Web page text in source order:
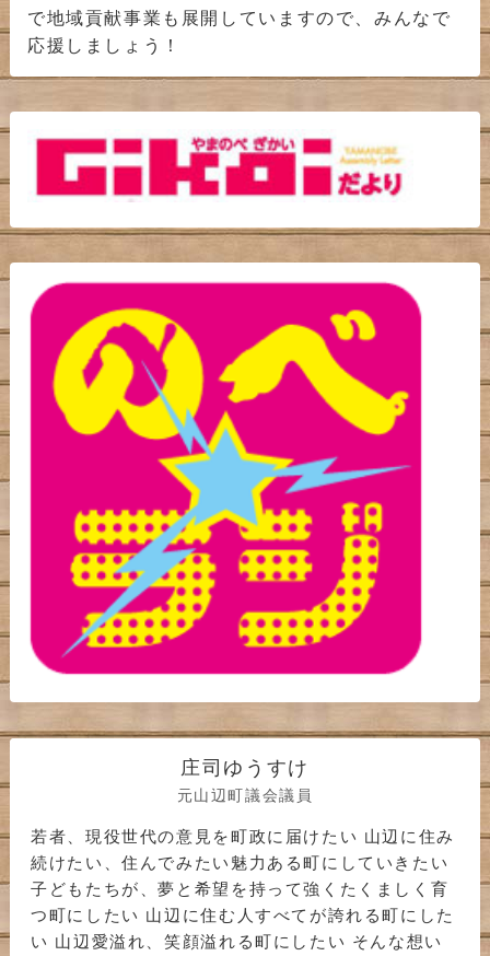
で地域貢献事業も展開していますので、みんなで
応援しましょう！
庄司ゆうすけ
元山辺町議会議員
若者、現役世代の意見を町政に届けたい 山辺に住み
続けたい、住んでみたい魅力ある町にしていきたい
子どもたちが、夢と希望を持って強くたくましく育
つ町にしたい 山辺に住む人すべてが誇れる町にした
い 山辺愛溢れ、笑顔溢れる町にしたい そんな想い